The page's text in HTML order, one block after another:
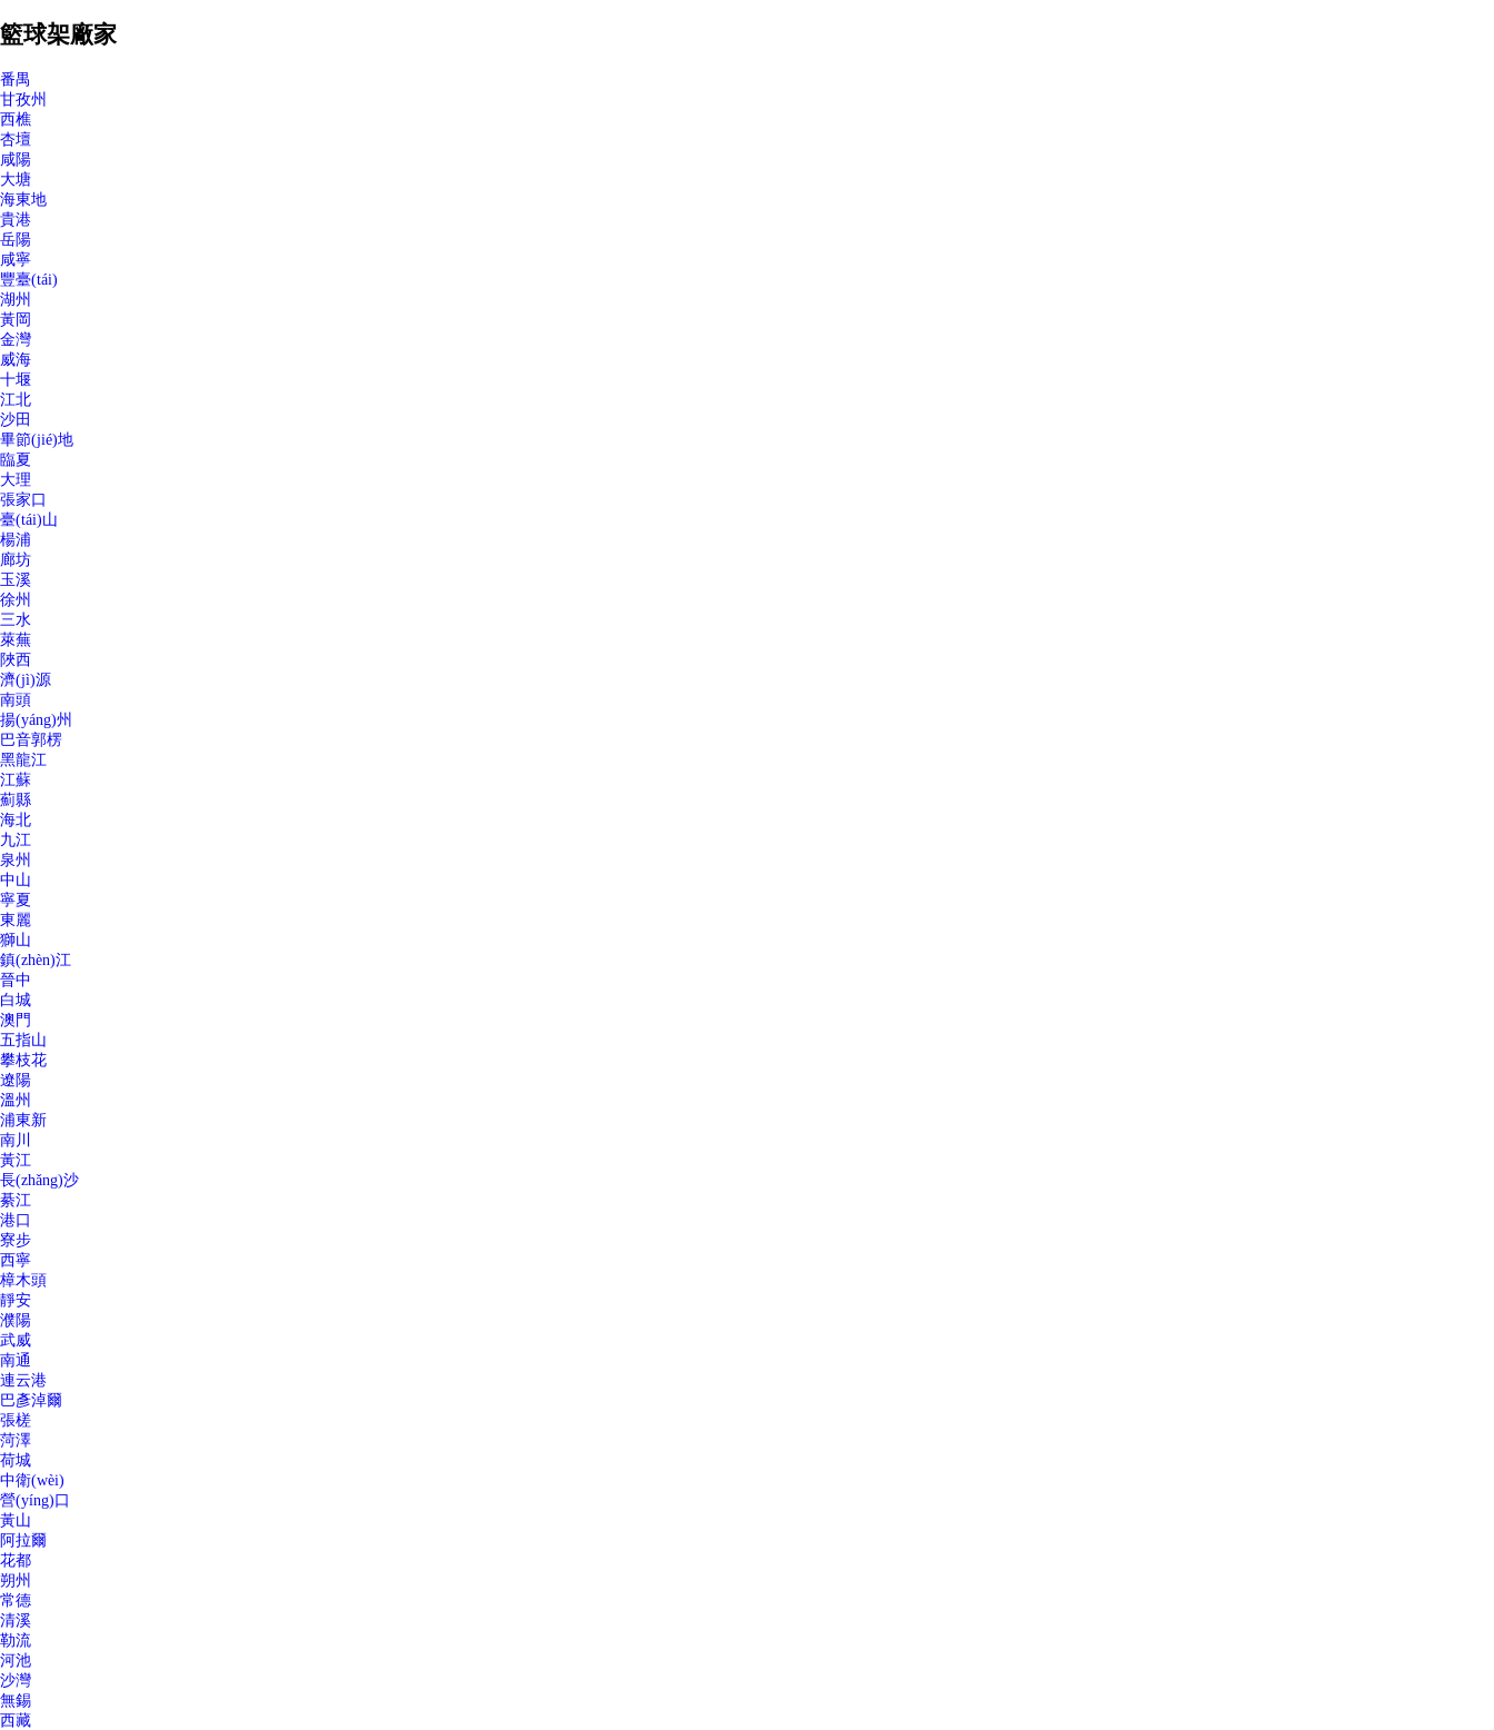
籃球架廠家
番禺
甘孜州
西樵
杏壇
咸陽
大塘
海東地
貴港
岳陽
咸寧
豐臺(tái)
湖州
黃岡
金灣
威海
十堰
江北
沙田
畢節(jié)地
臨夏
大理
張家口
臺(tái)山
楊浦
廊坊
玉溪
徐州
三水
萊蕪
陜西
濟(jì)源
南頭
揚(yáng)州
巴音郭楞
黑龍江
江蘇
薊縣
海北
九江
泉州
中山
寧夏
東麗
獅山
鎮(zhèn)江
晉中
白城
澳門
五指山
攀枝花
遼陽
溫州
浦東新
南川
黃江
長(zhǎng)沙
綦江
港口
寮步
西寧
樟木頭
靜安
濮陽
武威
南通
連云港
巴彥淖爾
張槎
菏澤
荷城
中衛(wèi)
營(yíng)口
黃山
阿拉爾
花都
朔州
常德
清溪
勒流
河池
沙灣
無錫
西藏